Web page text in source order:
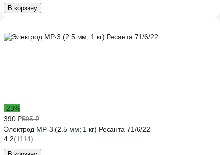
В корзину
-23%
390 ₽505 ₽
Электрод МР-3 (2.5 мм; 1 кг) Ресанта 71/6/22
4.2(1114)